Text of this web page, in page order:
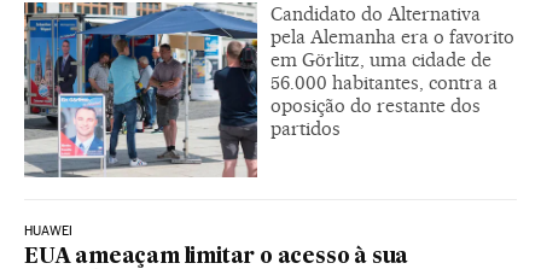
Candidato do Alternativa
pela Alemanha era o favorito
em Görlitz, uma cidade de
56.000 habitantes, contra a
oposição do restante dos
partidos
HUAWEI
EUA ameaçam limitar o acesso à sua